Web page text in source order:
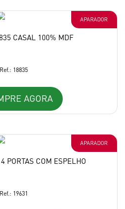
APARADOR
CASAL 100% MDF
Ref.: 18835
AGORA
APARADOR
PORTAS COM ESPELHO
Ref.: 19631